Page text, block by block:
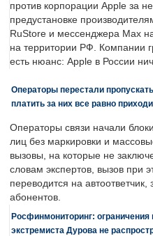
против корпорации Apple за
предустановке
RuStore и мессенджера Max
на территории РФ. Компании
есть нюанс: Apple в России
Операторы перестали
платить за них все равно
Операторы связи начали
лиц без маркировки и
вызовы, на которые не
словам экспертов, вызов при
переводится на
абонентов.
Росфинмониторинг: ограничения
экстремиста Дурова не